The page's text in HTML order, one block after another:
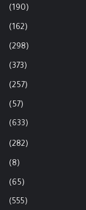
(190)
(162)
(298)
(373)
(257)
(57)
(633)
(282)
(8)
(65)
(555)